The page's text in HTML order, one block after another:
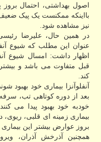
اصول بهداشتی، احتمال
بااینکه ممکنست یک پیک ضعیف
نیز مشاهده شود.
در همین حال، علیرضا
اظهار داشت: امسال شیوع
کند.
آنفلوآنزا بیماری خود بهبود
بعد از دوره کوتاهی تب،
بیماری زمینه ای قلبی،
بروز عوارض بیشتر این بیماری
همچنین آذرخش آذران،